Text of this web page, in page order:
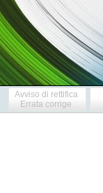
Avviso di rettifica
Errata corrige